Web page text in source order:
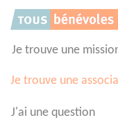
Je trouve une
Je trouve une
J'ai une question
Panneau de gestion des